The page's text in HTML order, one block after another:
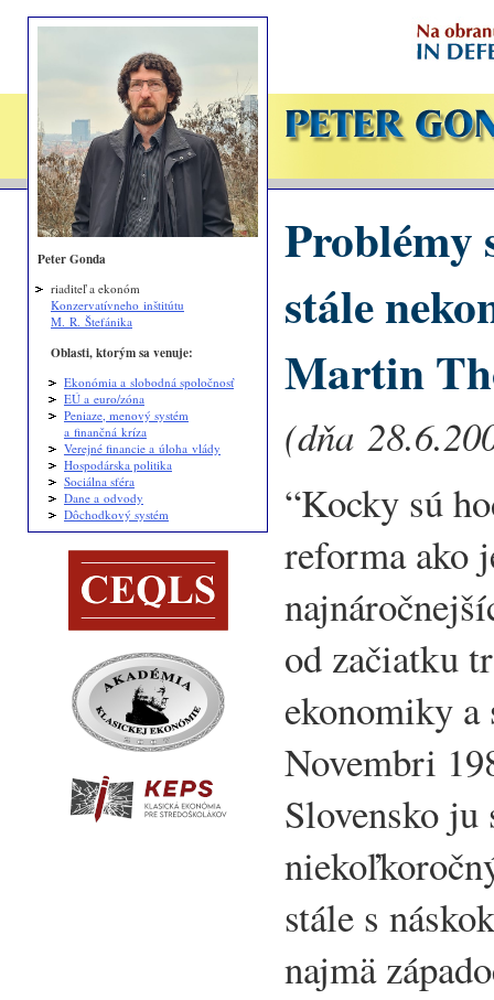
Peter Gonda
riaditeľ a ekonóm
Konzervatívneho inštitútu
M. R. Štefánika
Oblasti, ktorým sa venuje:
Ekonómia a slobodná spoločnosť
EÚ a euro/zóna
Peniaze, menový systém
a finančná kríza
Verejné financie a úloha vlády
Hospodárska politika
Sociálna sféra
Dane a odvody
Dôchodkový systém
Problémy
stále
Martin
(dňa
“Kocky sú
reforma ako
od začiatku
ekonomiky a
Novembri
Slovensko ju
stále s
najmä